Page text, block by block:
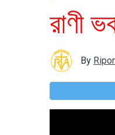
রাণী
By